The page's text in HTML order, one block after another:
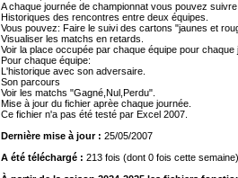
A chaque journée de championnat vous pouvez
Historiques des rencontres entre deux équipes.
Vous pouvez: Faire le suivi des cartons "jaunes et
Visualiser les matchs en retards.
Voir la place occupée par chaque équipe pour chaque
Pour chaque équipe:
L'historique avec son adversaire.
Son parcours
Voir les matchs "Gagné,Nul,Perdu".
Mise à jour du fichier aprèe chaque journée.
Ce fichier n'a pas été testé par Excel 2007.
Dernière mise à jour : 25/05/2007
A été téléchargé : 213 fois (dont 0 fois cette semaine)